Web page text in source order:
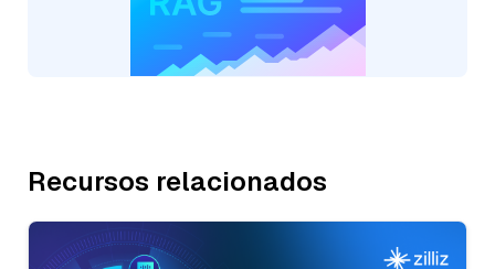
Recursos relacionados